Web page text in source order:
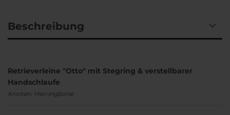
Beschreibung
Retrieverleine "Otto" mit Stegring & verstellbarer
Handschlaufe
Knoten: Herringbone